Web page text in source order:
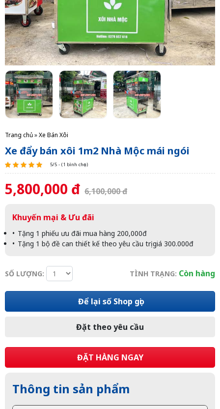
Trang chủ»Xe Bán Xôi
Xe đẩy bán xôi 1m2 Nhà Mộc mái ngói
5/5 - (1 bình chọn)
5,800,000 đ 6,100,000 đ
Khuyến mại & Ưu đãi
Tặng 1 phiếu ưu đãi mua hàng 200,000đ
Tặng 1 bộ đề can thiết kế theo yêu cầu trị giá 300.000đ
SỐ LƯỢNG: TÌNH TRẠNG: Còn hàng
Để lại số Shop gọi
Đặt theo yêu cầu
ĐẶT HÀNG NGAY
Thông tin sản phẩm